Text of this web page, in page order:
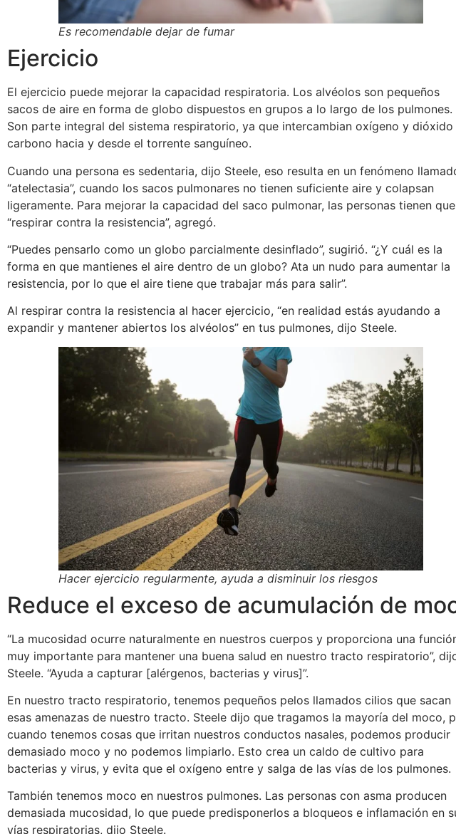
Es recomendable dejar de fumar
Ejercicio
El ejercicio puede mejorar la capacidad respiratoria. Los alvéolos son pequeños
sacos de aire en forma de globo dispuestos en grupos a lo largo de los pulmones.
Son parte integral del sistema respiratorio, ya que intercambian oxígeno y dióxido
carbono hacia y desde el torrente sanguíneo.
Cuando una persona es sedentaria, dijo Steele, eso resulta en un fenómeno
“atelectasia”, cuando los sacos pulmonares no tienen suficiente aire y colapsan
ligeramente. Para mejorar la capacidad del saco pulmonar, las personas tienen que
“respirar contra la resistencia”, agregó.
“Puedes pensarlo como un globo parcialmente desinflado”, sugirió. “¿Y cuál es la
forma en que mantienes el aire dentro de un globo? Ata un nudo para aumentar la
resistencia, por lo que el aire tiene que trabajar más para salir”.
Al respirar contra la resistencia al hacer ejercicio, “en realidad estás ayudando a
expandir y mantener abiertos los alvéolos” en tus pulmones, dijo Steele.
Hacer ejercicio regularmente, ayuda a disminuir los riesgos
Reduce el exceso de acumulación de
“La mucosidad ocurre naturalmente en nuestros cuerpos y proporciona una
muy importante para mantener una buena salud en nuestro tracto respiratorio”,
Steele. “Ayuda a capturar [alérgenos, bacterias y virus]”.
En nuestro tracto respiratorio, tenemos pequeños pelos llamados cilios que sacan
esas amenazas de nuestro tracto. Steele dijo que tragamos la mayoría del moco,
cuando tenemos cosas que irritan nuestros conductos nasales, podemos producir
demasiado moco y no podemos limpiarlo. Esto crea un caldo de cultivo para
bacterias y virus, y evita que el oxígeno entre y salga de las vías de los pulmones.
También tenemos moco en nuestros pulmones. Las personas con asma producen
demasiada mucosidad, lo que puede predisponerlos a bloqueos e inflamación en
vías respiratorias, dijo Steele.